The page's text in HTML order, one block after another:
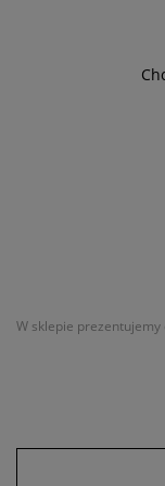
W sklepie prezentujemy